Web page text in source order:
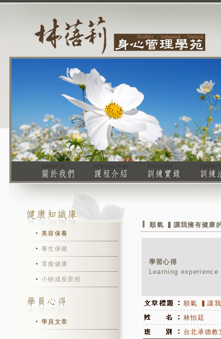
美容保養
養生保健
享瘦健康
小樹成長里程
學員文章
順氣 ▍讓我擁有健康
學習心得
Learning experience
順氣 ▍讓
林怡廷
台北承德教